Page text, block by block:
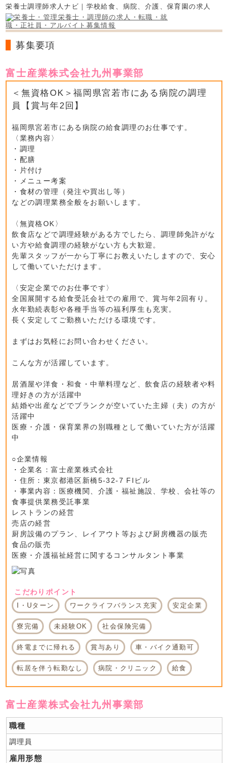
栄養士調理師求人ナビ｜学校給食、病院、介護、保育園の求人
募集要項
富士産業株式会社九州事業部
＜無資格OK＞福岡県宮若市にある病院の調理
員【賞与年2回】
福岡県宮若市にある病院の給食調理のお仕事です。
〈業務内容〉
・調理
・配膳
・片付け
・メニュー考案
・食材の管理（発注や買出し等）
などの調理業務全般をお願いします。
〈無資格OK〉
飲食店などで調理経験がある方でしたら、調理師免許がな
い方や給食調理の経験がない方も大歓迎。
先輩スタッフが一から丁寧にお教えいたしますので、安心
して働いていただけます。
〈安定企業でのお仕事です〉
全国展開する給食受託会社での雇用で、賞与年2回有り。
永年勤続表彰や各種手当等の福利厚生も充実。
長く安定してご勤務いただける環境です。
まずはお気軽にお問い合わせください。
こんな方が活躍しています。
居酒屋や洋食・和食・中華料理など、飲食店の経験者や料
理好きの方が活躍中
結婚や出産などでブランクが空いていた主婦（夫）の方が
活躍中
医療・介護・保育業界の別職種として働いていた方が活躍
中
○企業情報
・企業名：富士産業株式会社
・住所：東京都港区新橋5-32-7 FIビル
・事業内容：医療機関、介護・福祉施設、学校、会社等の
食事提供業務受託事業
レストランの経営
売店の経営
厨房設備のプラン、レイアウト等および厨房機器の販売
食品の販売
医療・介護福祉経営に関するコンサルタント事業
こだわりポイント
I・Uターン ワークライフバランス充実 安定企業
寮完備 未経験OK 社会保険完備
終電までに帰れる 賞与あり 車・バイク通勤可
転居を伴う転勤なし 病院・クリニック 給食
富士産業株式会社九州事業部
職種
調理員
雇用形態